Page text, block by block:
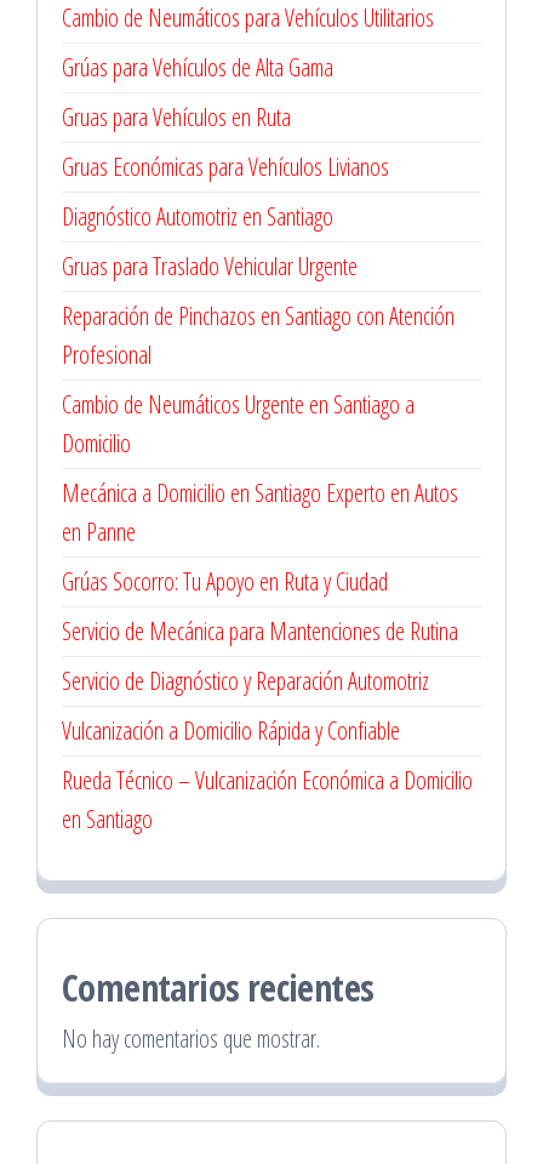
Cambio de Neumáticos para Vehículos Utilitarios
Grúas para Vehículos de Alta Gama
Gruas para Vehículos en Ruta
Gruas Económicas para Vehículos Livianos
Diagnóstico Automotriz en Santiago
Gruas para Traslado Vehicular Urgente
Reparación de Pinchazos en Santiago con Atención
Profesional
Cambio de Neumáticos Urgente en Santiago a
Domicilio
Mecánica a Domicilio en Santiago Experto en Autos
en Panne
Grúas Socorro: Tu Apoyo en Ruta y Ciudad
Servicio de Mecánica para Mantenciones de Rutina
Servicio de Diagnóstico y Reparación Automotriz
Vulcanización a Domicilio Rápida y Confiable
Rueda Técnico – Vulcanización Económica a Domicilio
en Santiago
Comentarios recientes
No hay comentarios que mostrar.